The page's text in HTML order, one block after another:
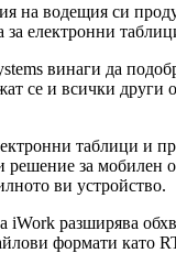
на водещия си
електронни
винаги да
се и всички други
таблици и
решение за
ви устройство.
разширява
формати като